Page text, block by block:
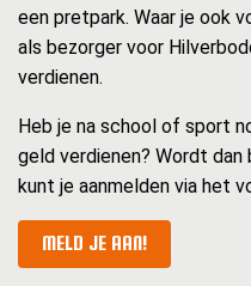
een pretpark. Waar je ook
als bezorger voor
verdienen.
Heb je na school of sport
geld verdienen? Wordt
kunt je aanmelden via het
MELD JE AAN!